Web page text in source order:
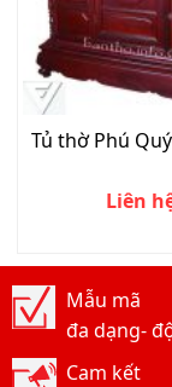
Tủ thờ Phú
Liên
Mẫu mã
đa dạng-
Cam kết